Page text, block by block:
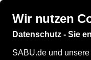
Wir nutzen
Datenschutz - Sie
SABU.de und
Damenschuhe